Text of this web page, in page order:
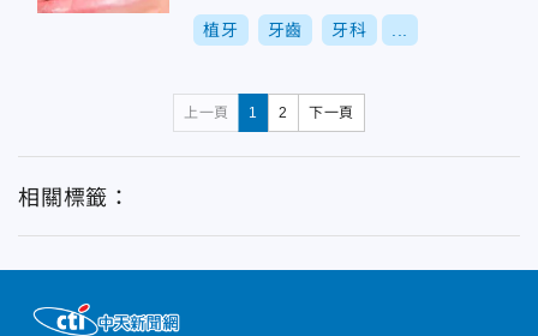
植牙 牙齒 牙科
上一頁 1 2 下一頁
相關標籤：